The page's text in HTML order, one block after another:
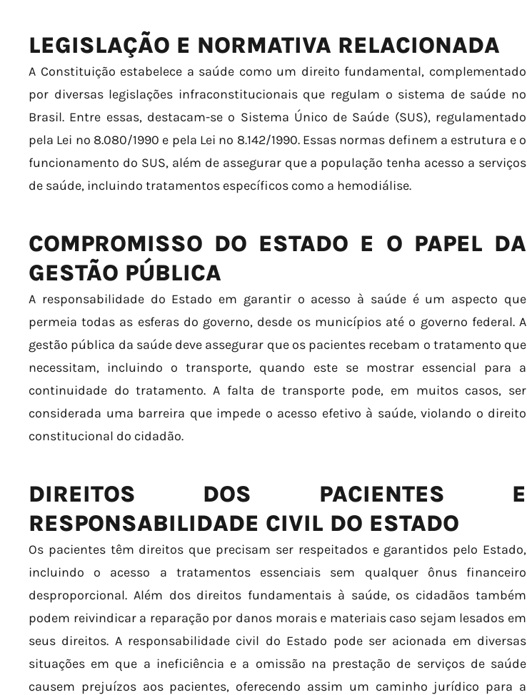
LEGISLAÇÃO E NORMATIVA RELACIONADA
A Constituição estabelece a saúde como um direito fundamental, complementado
por diversas legislações infraconstitucionais que regulam o sistema de saúde no
Brasil. Entre essas, destacam-se o Sistema Único de Saúde (SUS), regulamentado
pela Lei nº 8.080/1990 e pela Lei nº 8.142/1990. Essas normas definem a estrutura e o
funcionamento do SUS, além de assegurar que a população tenha acesso a serviços
de saúde, incluindo tratamentos específicos como a hemodiálise.
COMPROMISSO DO ESTADO E O PAPEL DA
GESTÃO PÚBLICA
A responsabilidade do Estado em garantir o acesso à saúde é um aspecto que
permeia todas as esferas do governo, desde os municípios até o governo federal. A
gestão pública da saúde deve assegurar que os pacientes recebam o tratamento que
necessitam, incluindo o transporte, quando este se mostrar essencial para a
continuidade do tratamento. A falta de transporte pode, em muitos casos, ser
considerada uma barreira que impede o acesso efetivo à saúde, violando o direito
constitucional do cidadão.
DIREITOS DOS PACIENTES E
RESPONSABILIDADE CIVIL DO ESTADO
Os pacientes têm direitos que precisam ser respeitados e garantidos pelo Estado,
incluindo o acesso a tratamentos essenciais sem qualquer ônus financeiro
desproporcional. Além dos direitos fundamentais à saúde, os cidadãos também
podem reivindicar a reparação por danos morais e materiais caso sejam lesados em
seus direitos. A responsabilidade civil do Estado pode ser acionada em diversas
situações em que a ineficiência e a omissão na prestação de serviços de saúde
causem prejuízos aos pacientes, oferecendo assim um caminho jurídico para a